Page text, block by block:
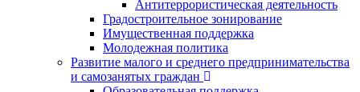
Антитеррористическая деятельность
Градостроительное зонирование
Имущественная поддержка
Молодежная политика
Развитие малого и среднего предпринимательства
и самозанятых граждан